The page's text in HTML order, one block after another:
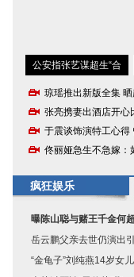
公安指张艺谋超生“合
琼瑶推出新版全集
张亮携妻出酒店开心
于震谈饰演特工心得
佟丽娅急生不急嫁：
疯狂娱乐
曝陈山聪与赌王千金何
岳云鹏父亲去世仍演出
“金龟子”刘纯燕14岁女